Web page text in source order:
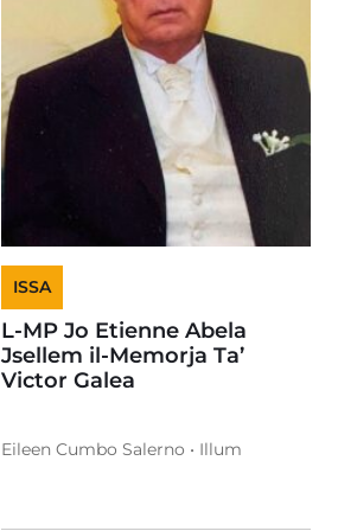
ISSA
L-MP Jo Etienne Abela
Jsellem il-Memorja Ta’
Victor Galea
Eileen Cumbo Salerno • Illum